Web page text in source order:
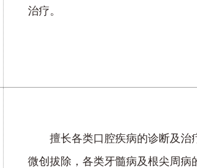
治疗。
擅长各类口腔疾病的诊断及治
微创拔除，各类牙髓病及根尖周病